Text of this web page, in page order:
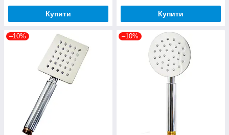
Купити Купити
–10% –10%